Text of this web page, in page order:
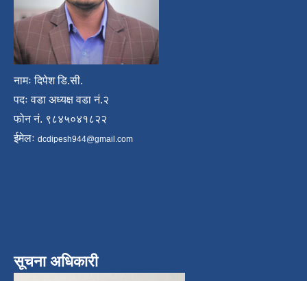
नामः दिपेश डि.सी.
पदः वडा अध्यक्ष वडा नं.२
फोन नं. ९८४५०४१८२२
ईमेलः dcdipesh944@gmail.com
सूचना अधिकारी